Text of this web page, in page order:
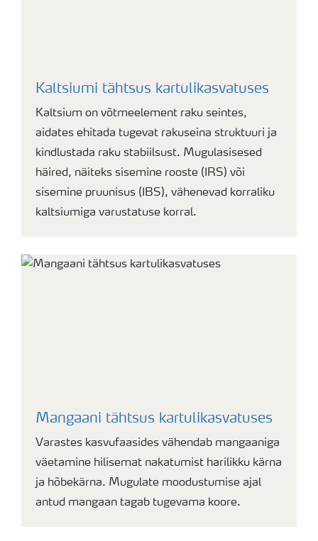
Kaltsiumi tähtsus kartulikasvatuses
Kaltsium on võtmeelement raku seintes,
aidates ehitada tugevat rakuseina struktuuri ja
kindlustada raku stabiilsust. Mugulasisesed
häired, näiteks sisemine rooste (IRS) või
sisemine pruunisus (IBS), vähenevad korraliku
kaltsiumiga varustatuse korral.
Mangaani tähtsus kartulikasvatuses
Varastes kasvufaasides vähendab mangaaniga
väetamine hilisemat nakatumist harilikku kärna
ja hõbekärna. Mugulate moodustumise ajal
antud mangaan tagab tugevama koore.